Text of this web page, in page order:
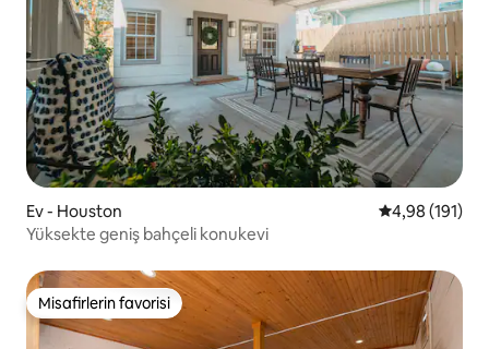
Ev - Houston 5 üzerinden
4,98 (191)
Yüksekte geniş bahçeli konukevi
Misafirlerin favorisi
Misafirlerin favorisi